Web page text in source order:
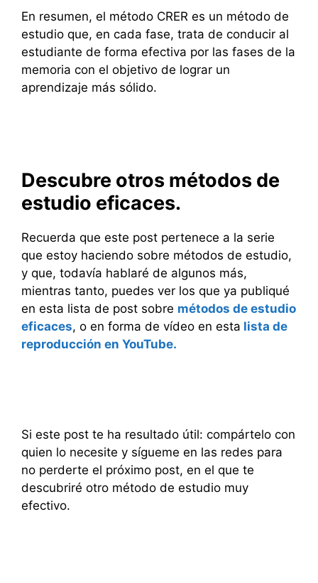
En resumen, el método CRER es un método de
estudio que, en cada fase, trata de conducir al
estudiante de forma efectiva por las fases de la
memoria con el objetivo de lograr un
aprendizaje más sólido.
Descubre otros métodos de
estudio eficaces.
Recuerda que este post pertenece a la serie
que estoy haciendo sobre métodos de estudio,
y que, todavía hablaré de algunos más,
mientras tanto, puedes ver los que ya publiqué
en esta lista de post sobre métodos de estudio
eficaces, o en forma de vídeo en esta lista de
reproducción en YouTube.
Si este post te ha resultado útil: compártelo con
quien lo necesite y sígueme en las redes para
no perderte el próximo post, en el que te
descubriré otro método de estudio muy
efectivo.